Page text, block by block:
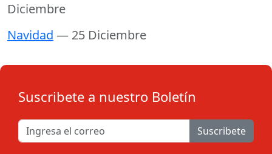
Diciembre
Navidad — 25 Diciembre
Suscribete a nuestro Boletín
Suscribete